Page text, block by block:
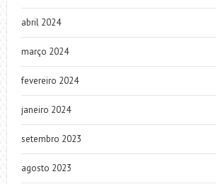
abril 2024
março 2024
fevereiro 2024
janeiro 2024
setembro 2023
agosto 2023